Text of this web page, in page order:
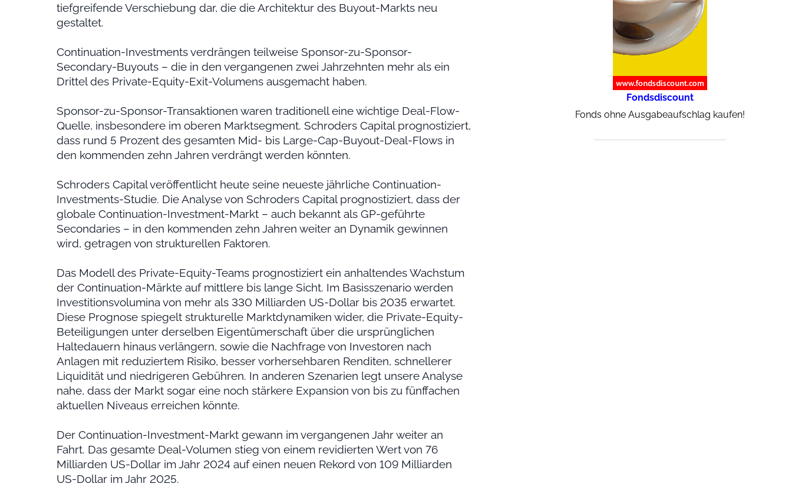
tiefgreifende Verschiebung dar, die die Architektur des Buyout-Markts neu
gestaltet.
Continuation-Investments verdrängen teilweise Sponsor-zu-Sponsor-
Secondary-Buyouts – die in den vergangenen zwei Jahrzehnten mehr als ein
Drittel des Private-Equity-Exit-Volumens ausgemacht haben.
Sponsor-zu-Sponsor-Transaktionen waren traditionell eine wichtige Deal-Flow-
Quelle, insbesondere im oberen Marktsegment. Schroders Capital prognostiziert,
dass rund 5 Prozent des gesamten Mid- bis Large-Cap-Buyout-Deal-Flows in
den kommenden zehn Jahren verdrängt werden könnten.
Schroders Capital veröffentlicht heute seine neueste jährliche Continuation-
Investments-Studie. Die Analyse von Schroders Capital prognostiziert, dass der
globale Continuation-Investment-Markt – auch bekannt als GP-geführte
Secondaries – in den kommenden zehn Jahren weiter an Dynamik gewinnen
wird, getragen von strukturellen Faktoren.
Das Modell des Private-Equity-Teams prognostiziert ein anhaltendes Wachstum
der Continuation-Märkte auf mittlere bis lange Sicht. Im Basisszenario werden
Investitionsvolumina von mehr als 330 Milliarden US-Dollar bis 2035 erwartet.
Diese Prognose spiegelt strukturelle Marktdynamiken wider, die Private-Equity-
Beteiligungen unter derselben Eigentümerschaft über die ursprünglichen
Haltedauern hinaus verlängern, sowie die Nachfrage von Investoren nach
Anlagen mit reduziertem Risiko, besser vorhersehbaren Renditen, schnellerer
Liquidität und niedrigeren Gebühren. In anderen Szenarien legt unsere Analyse
nahe, dass der Markt sogar eine noch stärkere Expansion von bis zu fünffachen
aktuellen Niveaus erreichen könnte.
Der Continuation-Investment-Markt gewann im vergangenen Jahr weiter an
Fahrt. Das gesamte Deal-Volumen stieg von einem revidierten Wert von 76
Milliarden US-Dollar im Jahr 2024 auf einen neuen Rekord von 109 Milliarden
US-Dollar im Jahr 2025.
Fondsdiscount
Fonds ohne Ausgabeaufschlag kaufen!